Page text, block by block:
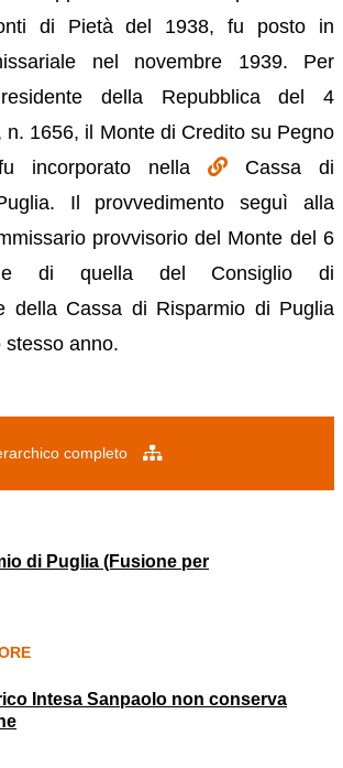
di Pietà del 1938, fu posto in
nel novembre 1939. Per
della Repubblica del 4
n. 1656, il Monte di Credito su Pegno
incorporato nella
Cassa di
Il provvedimento seguì alla
provvisorio del Monte del 6
di quella del Consiglio di
della Cassa di Risparmio di Puglia
anno.
completo
di Puglia (Fusione per
Intesa Sanpaolo non conserva